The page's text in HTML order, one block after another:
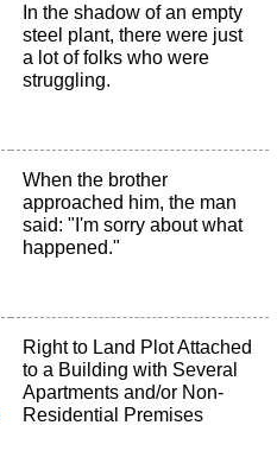
In the shadow of an empty
steel plant, there were just
a lot of folks who were
struggling.
When the brother
approached him, the man
said: "I'm sorry about what
happened."
Right to Land Plot Attached
to a Building with Several
Apartments and/or Non-
Residential Premises